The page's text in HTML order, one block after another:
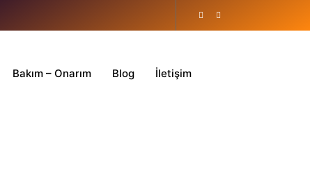
Bakım – Onarım Blog İletişim